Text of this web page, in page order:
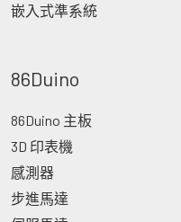
嵌入式準系統
86Duino
86Duino 主板
3D 印表機
感測器
步進馬達